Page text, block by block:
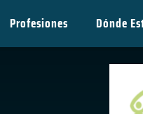
Profesiones Dónde